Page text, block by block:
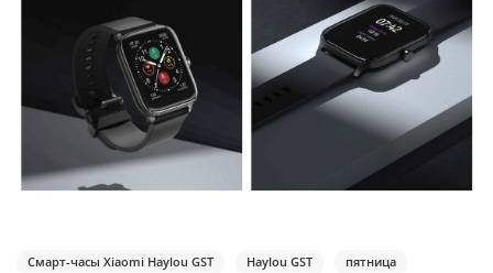
Смарт-часы Xiaomi Haylou GST Haylou GST пятница